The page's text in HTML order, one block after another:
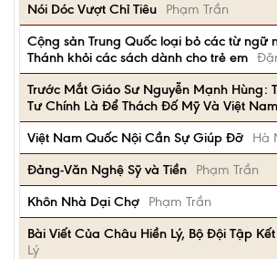
Nói Dóc Vượt Chỉ Tiêu
Phạm Trần
Cộng sản Trung Quốc loại bỏ các từ ngữ
Thánh khỏi các sách dành cho trẻ em
Trước Mắt Giáo Sư Nguyễn Mạnh Hùng:
Tư Chính Là Để Thách Đố Mỹ Và Việt
Việt Nam Quốc Nội Cần Sự Giúp Đỡ
Hà
Đảng-Văn Nghệ Sỹ và Tiền
Phạm Trần
Khôn Nhà Dại Chợ
Phạm Trần
Bài Viết Của Châu Hiền Lý, Bộ Đội Tập
Lý